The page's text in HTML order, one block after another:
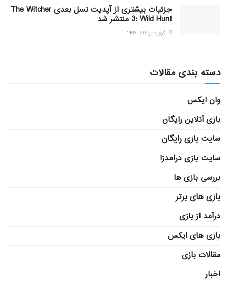
جزئیات بیشتری از آپدیت نسل بعدی The Witcher
3: Wild Hunt منتشر شد
فروردین 20, 1403
دسته بندی مقالات
وان ایکس
بازی آنلاین رایگان
سایت بازی رایگان
سایت بازی درامدزا
بررسی بازی ها
بازی های برتر
درآمد از بازی
بازی های ایکس
مقالات بازی
اخبار